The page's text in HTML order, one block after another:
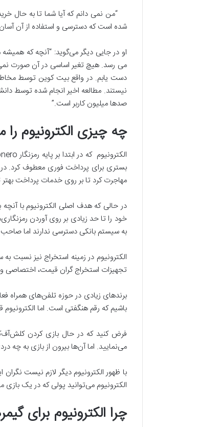
“من نمی دانم که آیا شما تا به حال
شده است که دسترسی و استفاده از آن آسان
او در جایی دیگر می‌­گوید: “آنچه که
می رسد. هیچ تغیر اساسی در آن صورت
دست یابم. در واقع بیت کوین توسط
صدها میلیون کاربر است.”
چه چیزی الکترونیوم
مهاجرت کرد تا بر روی خدمات پرداخت بهتر
در حالی که هدف اصلی الکترونیوم با آنچه
خود را تا حد زیادی بر روی آوردن
به سیستم بانکی دسترسی ندارند اما صاحب
تجهیزات استخراج گران قیمت، اختصاصی و
برندهای زیادی در حوزه تلفن­‌های همراه
باشیم که رقم هنگفتی است. اما
فرض کنید که در حال بازی کردن
می‌نمایید. اما آن‌ها بیرون از بازی به چه
با ظهور الکترونیوم دیگر لازم نیست
الکترونیوم می‌توانید پولی که در یک
چرا الکترونیوم برای